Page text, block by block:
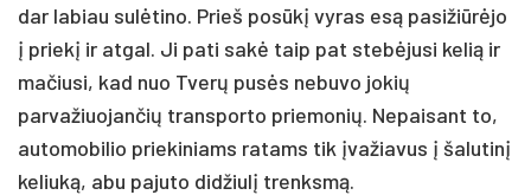
dar labiau sulėtino. Prieš posūkį vyras esą pasižiūrėjo
į priekį ir atgal. Ji pati sakė taip pat stebėjusi kelią ir
mačiusi, kad nuo Tverų pusės nebuvo jokių
parvažiuojančių transporto priemonių. Nepaisant to,
automobilio priekiniams ratams tik įvažiavus į šalutinį
keliuką, abu pajuto didžiulį trenksmą.